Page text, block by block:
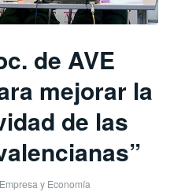
de AVE
mejorar la
de las
Empresa y Economía